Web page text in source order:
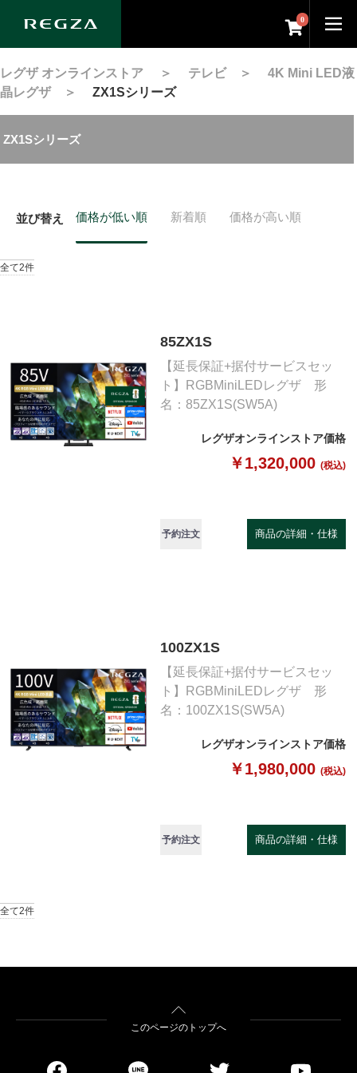
0
レグザ オンラインストア ＞ テレビ＞ 4K Mini LED液
晶レグザ＞ ZX1Sシリーズ
ZX1Sシリーズ
並び替え 価格が低い順 新着順 価格が高い順
全て2件
85ZX1S
【延長保証+据付サービスセッ
ト】RGBMiniLEDレグザ 形
名：85ZX1S(SW5A)
レグザオンラインストア価格
￥1,320,000 (税込)
予約注文 商品の詳細・仕様
100ZX1S
【延長保証+据付サービスセッ
ト】RGBMiniLEDレグザ 形
名：100ZX1S(SW5A)
レグザオンラインストア価格
￥1,980,000 (税込)
予約注文 商品の詳細・仕様
全て2件
このページのトップへ